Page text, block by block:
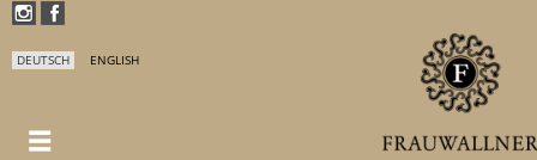
DEUTSCH ENGLISH